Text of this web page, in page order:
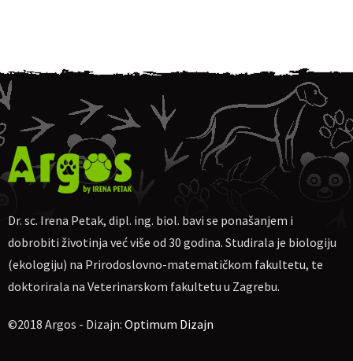
Dugoročne mirisne poruke
Primjena: važnost mirisa za sretnog psa (šetnja, kupanje,
feromonski preparati, igračke, pseći sportovi, itd.)
Kratka pitanja
Cijena sudjelovanja za jednu osobu:100 HRK(uplata može biti
u EUR)
Za uplatu:IBANHR4623600001102710189, obrt Argos, vl. Irena
Dr. sc. Irena Petak, dipl. ing. biol. bavi se ponašanjem i
dobrobiti životinja već više od 30 godina. Studirala je biologiju
(ekologiju) na Prirodoslovno-matematičkom fakultetu, te
doktorirala na Veterinarskom fakultetu u Zagrebu.
©2018 Argos - Dizajn: Optimum Dizajn